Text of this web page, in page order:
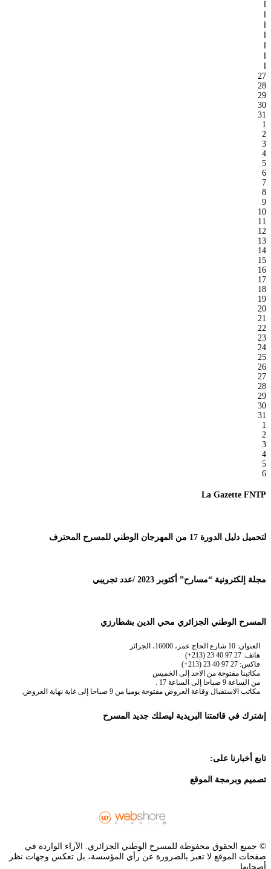
27
28
29
30
31
1
2
3
4
5
6
7
8
9
10
11
12
13
14
15
16
17
18
19
20
21
22
23
24
25
26
27
28
29
30
31
1
2
3
4
5
6
La Gazette FNTP
لتحميل دليل الدورة 17 من المهرجان الوطني للمسرح المحترف
مجلة إلكترونية “مسارح” أكتوبر 2023 /عدد تجريبي
المسرح الوطني الجزائري محي الدين بشطارزي
العنوان: 10 شارع الحاج عمر، 16000، الجزائر
هاتف: 27 97 40 23 (213+)
فاكس: 27 97 40 23 (213+)
مكاتبنا مفتوحة من الاحد إلى الخميس
من الساعة 9 صباحا إلى الساعة 17 .
مكاتب الاستقبال وقاعة العروض مفتوحة يوميا من 9 صباحا إلى غاية نهاية العروض.
إشترك في قائمتنا البريدية ليصلك جديد المسرح
تابع أخبارنا على:
تصميم وبرمجة الموقع
© جميع الحقوق محفوظة للمسرح الوطني الجزائري. الآراء الواردة في
صفحات الموقع لا تعبر بالضرورة عن رأي المؤسسة، بل تعكس وجهات نظر
أصحابها.